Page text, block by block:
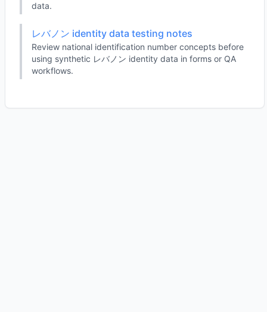
data.
レバノン identity data testing notes
Review national identification number concepts before
using synthetic レバノン identity data in forms or QA
workflows.